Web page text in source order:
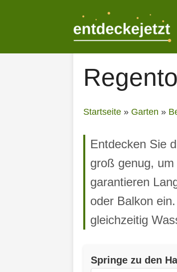
Startseite » Garten »
Entdecken Sie
groß genug,
garantieren
oder Balkon
gleichzeitig
Springe zu den